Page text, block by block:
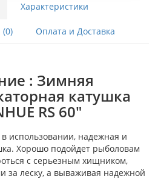
Характеристики
Оплата и Доставка
: Зимняя
катушка
RS 60"
использовании, надежная и
Хорошо подойдет рыболовам
с серьезным хищником,
за леску, а вываживая надежной